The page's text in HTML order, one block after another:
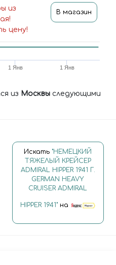
из
цену!
В магазин
1 Янв 1 Янв
из Москвы следующими
Искать "НЕМЕЦКИЙ
ТЯЖЕЛЫЙ КРЕЙСЕР
ADMIRAL HIPPER 1941 Г.
GERMAN HEAVY
CRUISER ADMIRAL
HIPPER 1941"на